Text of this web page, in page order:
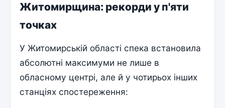
Житомирщина: рекорди у п'яти
точках
У Житомирській області спека встановила
абсолютні максимуми не лише в
обласному центрі, але й у чотирьох інших
станціях спостереження: